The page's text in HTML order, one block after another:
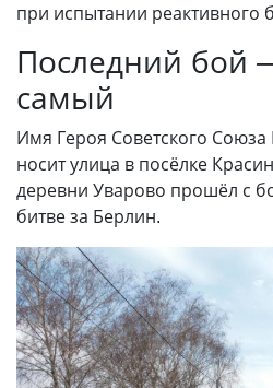
при испытании реактивного
Последний бой
самый
Имя Героя Советского
носит улица в посёлке
деревни Уварово прошёл с
битве за Берлин.